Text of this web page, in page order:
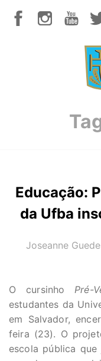
Educação:
da Ufba
AUTOR(A):
Joseanne
O cursinhoPré-
estudantes da
em Salvador,
feira (23). O
escola pública